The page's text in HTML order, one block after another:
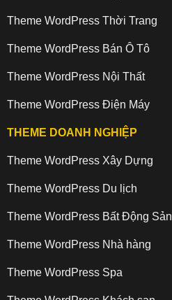
Theme WordPress Thời Trang
Theme WordPress Bán Ô Tô
Theme WordPress Nội Thất
Theme WordPress Điện Máy
THEME DOANH NGHIỆP
Theme WordPress Xây Dựng
Theme WordPress Du lịch
Theme WordPress Bất Động Sản
Theme WordPress Nhà hàng
Theme WordPress Spa